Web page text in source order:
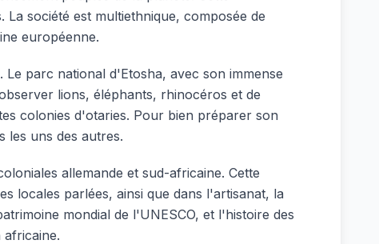
société est multiethnique, composée de
européenne.
parc national d'Etosha, avec son immense
lions, éléphants, rhinocéros et de
colonies d'otaries. Pour bien préparer son
les uns des autres.
allemande et sud-africaine. Cette
locales parlées, ainsi que dans l'artisanat, la
mondial de l'UNESCO, et l'histoire des